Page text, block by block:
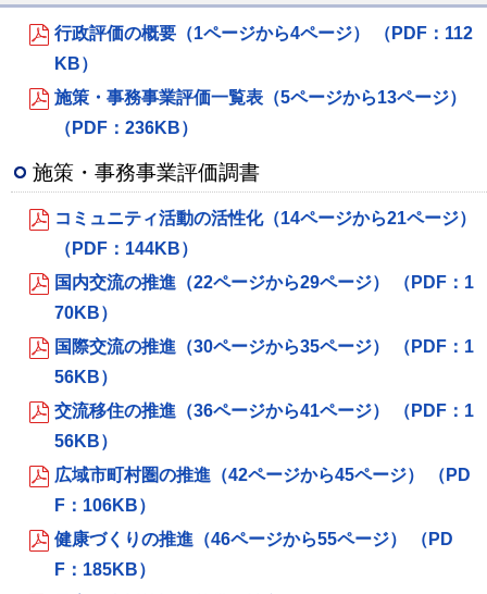
行政評価の概要（1ページから4ページ） （PDF：112
KB）
施策・事務事業評価一覧表（5ページから13ページ）
（PDF：236KB）
施策・事務事業評価調書
コミュニティ活動の活性化（14ページから21ページ）
（PDF：144KB）
国内交流の推進（22ページから29ページ） （PDF：1
70KB）
国際交流の推進（30ページから35ページ） （PDF：1
56KB）
交流移住の推進（36ページから41ページ） （PDF：1
56KB）
広域市町村圏の推進（42ページから45ページ） （PD
F：106KB）
健康づくりの推進（46ページから55ページ） （PD
F：185KB）